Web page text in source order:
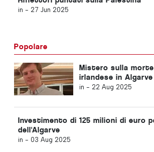
in - 27 Jun 2025
Popolare
Mistero sulla
irlandese in Algarve
in - 22 Aug 2025
Investimento di 125 milioni di euro
dell'Algarve
in - 03 Aug 2025